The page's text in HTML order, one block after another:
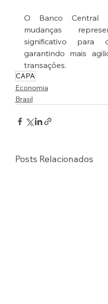
O Banco Central
mudanças
significativo para
garantindo mais
transações.
CAPA
Economia
Brasil
Posts Relacionados